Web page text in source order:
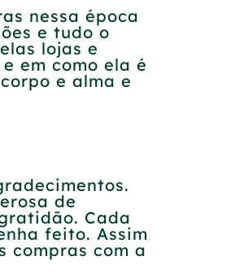
nessa época
e tudo o
lojas e
em como ela é
e alma e
de
Cada
feito. Assim
compras com a